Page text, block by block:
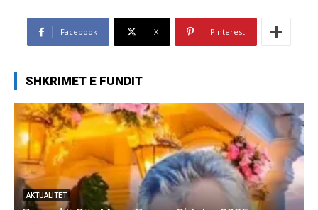
Facebook X Pinterest
SHKRIMET E FUNDIT
AKTUALITET